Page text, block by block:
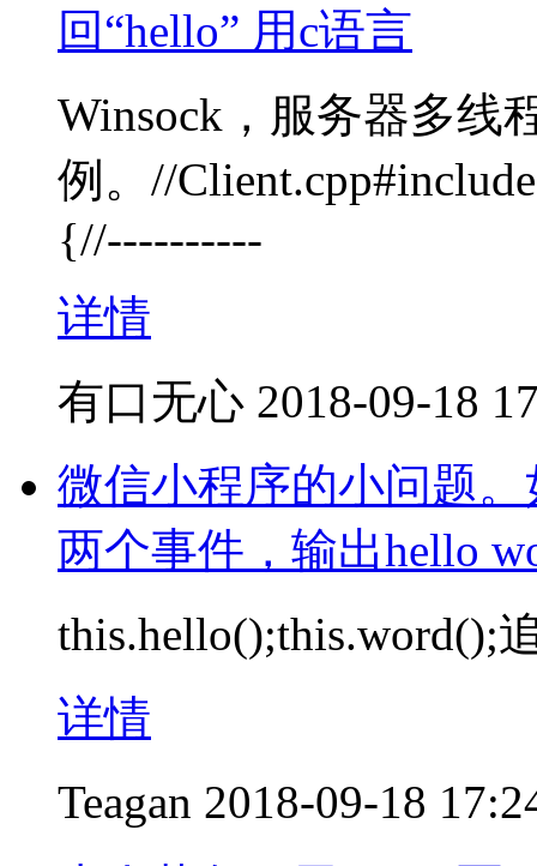
回“hello” 用c语言
Winsock，服务器多线
例。//
{//----------
详情
有口无心 2018-09-18
微信小程序的小问题
两个事件，输出hello
this.hello();this.word();
详情
Teagan 2018-09-18